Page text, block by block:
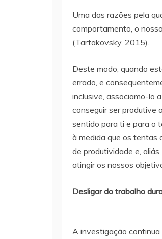
Uma das razões pela
comportamento, o
(Tartakovsky, 2015).
Deste modo, quando
errado, e
inclusive, associamo-lo
conseguir ser produtive
sentido para ti e para o
à medida que os tentas
de produtividade e,
atingir os nossos
Desligar do trabalho
A investigação